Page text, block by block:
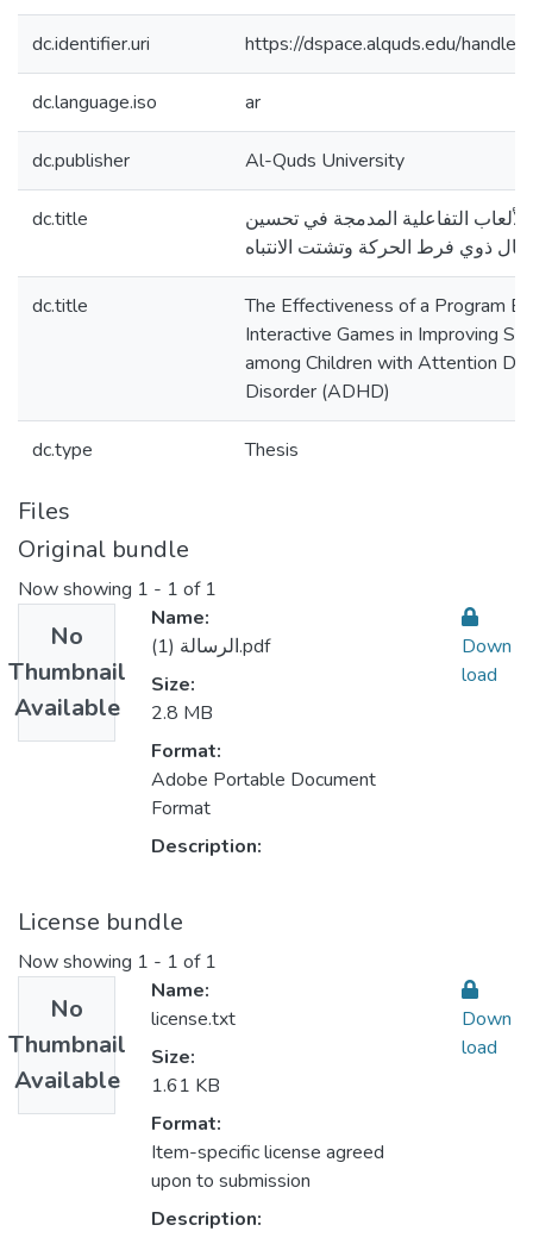
dc.identifier.uri https://dspace.alquds.edu/
dc.language.iso ar
dc.publisher Al-Quds University
dc.title
التفاعلية المدمجة في تحسين
ذوي فرط الحركة وتشتت الانتباه
dc.title
The Effectiveness of a Program
Interactive Games in Improving
among Children with Attention
Disorder (ADHD)
dc.type Thesis
Files
Original bundle
Now showing 1 - 1 of 1
No
Thumbnail
Available
Name:
الرسالة (1).pdf
Size:
2.8 MB
Format:
Adobe Portable Document
Format
Description:
Down
load
License bundle
Now showing 1 - 1 of 1
No
Thumbnail
Available
Name:
license.txt
Size:
1.61 KB
Format:
Item-specific license agreed
upon to submission
Description:
Down
load